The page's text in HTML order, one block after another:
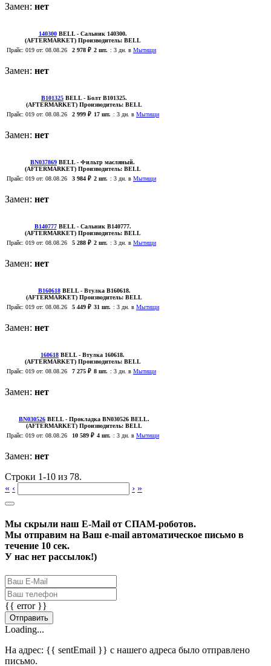
Замен: нет
140300 BELL- Сальник 140300.
(AFTERMARKET)Производитель: BELL
Прайс: 019 от: 08.08.26 2 978 ₽ 2 шт. : 3 дн. в Мытищи
Замен: нет
B101325 BELL- Болт B101325.
(AFTERMARKET) Производитель: BELL
Прайс: 019 от: 08.08.26 2 999 ₽ 17 шт. : 3 дн. в Мытищи
Замен: нет
BN037869 BELL- Фильтр масляный.
(AFTERMARKET)Производитель: BELL
Прайс: 019 от: 08.08.26 3 984 ₽ 2 шт. : 3 дн. в Мытищи
Замен: нет
B140777 BELL- Сальник B140777.
(AFTERMARKET)Производитель: BELL
Прайс: 019 от: 08.08.26 5 288 ₽ 2 шт. : 3 дн. в Мытищи
Замен: нет
B160618 BELL- Втулка B160618.
(AFTERMARKET) Производитель: BELL
Прайс: 019 от: 08.08.26 5 449 ₽ 31 шт. : 3 дн. в Мытищи
Замен: нет
160618 BELL- Втулка 160618.
(AFTERMARKET)Производитель: BELL
Прайс: 019 от: 08.08.26 7 275 ₽ 8 шт. : 3 дн. в Мытищи
Замен: нет
BN030526 BELL- Прокладка BN030526 BELL.
(AFTERMARKET) Производитель: BELL
Прайс: 019 от: 08.08.26 10 589 ₽ 4 шт. : 3 дн. в Мытищи
Замен: нет
Строки 1-10 из 78.
« ‹ › »
Мы скрыли наш E-Mail от СПАМ-роботов.
Мы отправим на Ваш e-mail автоматическое письмо в
течение 10 сек.
У нас нет рассылок!)
{{ error }}
Отправить
Loading...
На адрес: {{ sentEmail }} с нашего адреса было отправлено
письмо.